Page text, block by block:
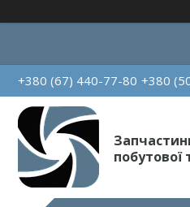
+380 (67) 440-77-80 +380
побутової